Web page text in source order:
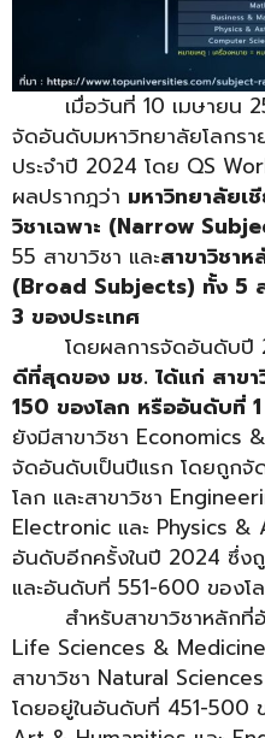
เมื่อวันที่ 10 เมษายน
จัดอันดับมหาวิทยาลัยโลกรา
ประจำปี 2024 โดย QS
ผลปรากฎว่า มหาวิทยาลัยเ
วิชาเฉพาะ (Narrow
55 สาขาวิชา และสาขาวิชาห
(Broad Subjects) ทั้ง 5 ส
3 ของประเทศ
โดยผลการจัดอันดับปี
ดีที่สุดของ มช. ได้แก่ สาข
150 ของโลก หรืออันดับที่ 1
ยังมีสาขาวิชา Economics
จัดอันดับเป็นปีแรก โดยถูก
โลก และสาขาวิชา
Electronic และ Physics
อันดับอีกครั้งในปี 2024 ซึ่ง
และอันดับที่ 551-600 ของโ
สำหรับสาขาวิชาหลัก
Life Sciences &
สาขาวิชา Natural
โดยอยู่ในอันดับที่ 451-500